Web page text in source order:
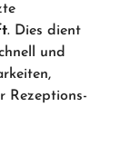
. Dies dient
und
Rezeptions-